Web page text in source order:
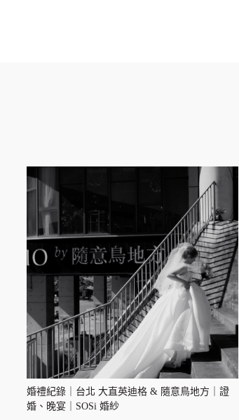
婚禮紀錄｜台北 大直英迪格 & 隨意鳥地方｜證
婚、晚宴｜SOSi 婚紗